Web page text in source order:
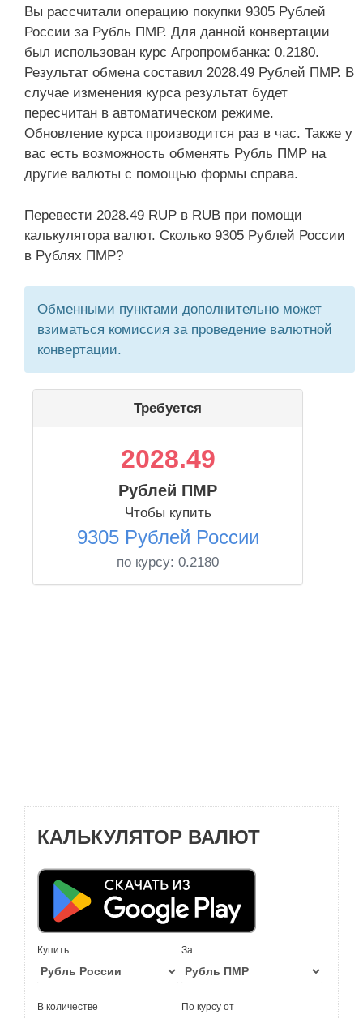
Вы рассчитали операцию покупки 9305 Рублей
России за Рубль ПМР. Для данной конвертации
был использован курс Агропромбанка: 0.2180.
Результат обмена составил 2028.49 Рублей ПМР. В
случае изменения курса результат будет
пересчитан в автоматическом режиме.
Обновление курса производится раз в час. Также у
вас есть возможность обменять Рубль ПМР на
другие валюты с помощью формы справа.
Перевести 2028.49 RUP в RUB при помощи
калькулятора валют. Сколько 9305 Рублей России
в Рублях ПМР?
Обменными пунктами дополнительно может
взиматься комиссия за проведение валютной
конвертации.
Требуется
2028.49
Рублей ПМР
Чтобы купить
9305 Рублей России
по курсу: 0.2180
КАЛЬКУЛЯТОР ВАЛЮТ
Купить За
В количестве По курсу от